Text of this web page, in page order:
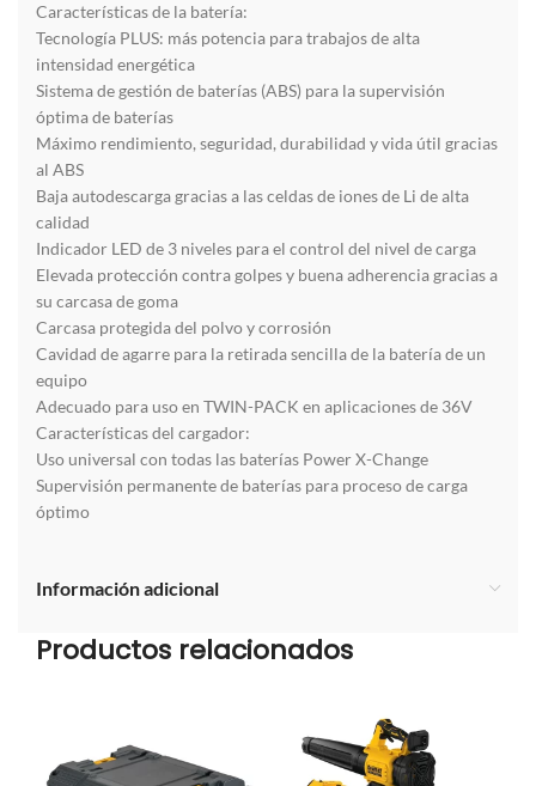
Características de la batería:
Tecnología PLUS: más potencia para trabajos de alta
intensidad energética
Sistema de gestión de baterías (ABS) para la supervisión
óptima de baterías
Máximo rendimiento, seguridad, durabilidad y vida útil gracias
al ABS
Baja autodescarga gracias a las celdas de iones de Li de alta
calidad
Indicador LED de 3 niveles para el control del nivel de carga
Elevada protección contra golpes y buena adherencia gracias a
su carcasa de goma
Carcasa protegida del polvo y corrosión
Cavidad de agarre para la retirada sencilla de la batería de un
equipo
Adecuado para uso en TWIN-PACK en aplicaciones de 36V
Características del cargador:
Uso universal con todas las baterías Power X-Change
Supervisión permanente de baterías para proceso de carga
óptimo
Información adicional
Productos relacionados